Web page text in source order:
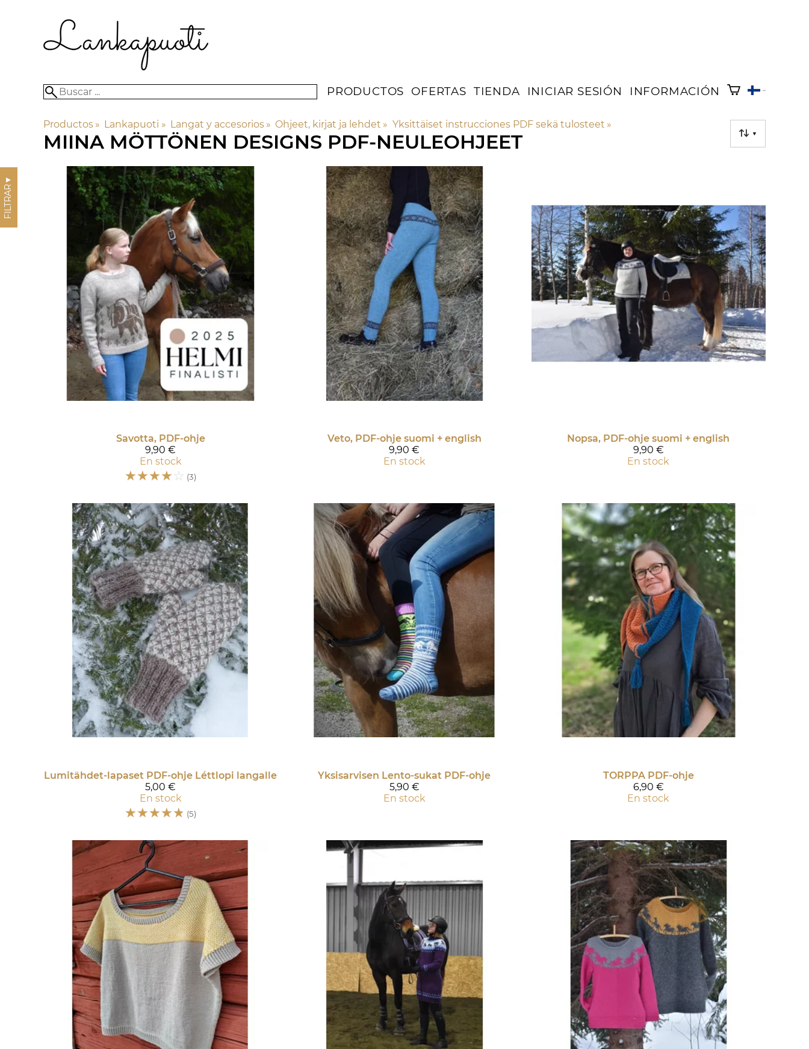
PRODUCTOS OFERTAS TIENDA INICIAR SESIÓN INFORMACIÓN
Productos ‪» Lankapuoti ‪» Langat y accesorios ‪» Ohjeet, kirjat ja lehdet ‪» Yksittäiset instrucciones PDF sekä tulosteet ‪»
▼
MIINA MÖTTÖNEN DESIGNS PDF-NEULEOHJEET
FILTRAR
▼
Savotta, PDF-ohje
9,90 €
En stock
☆☆☆☆☆ (3)
Veto, PDF-ohje suomi + english
9,90 €
En stock
Nopsa, PDF-ohje suomi + english
9,90 €
En stock
Lumitähdet-lapaset PDF-ohje Léttlopi langalle
5,00 €
En stock
☆☆☆☆☆ (5)
Yksisarvisen Lento-sukat PDF-ohje
5,90 €
En stock
TORPPA PDF-ohje
6,90 €
En stock